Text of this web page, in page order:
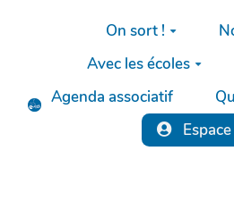
Aller au contenu principal
On sort !
Avec les écoles
Agenda associatif